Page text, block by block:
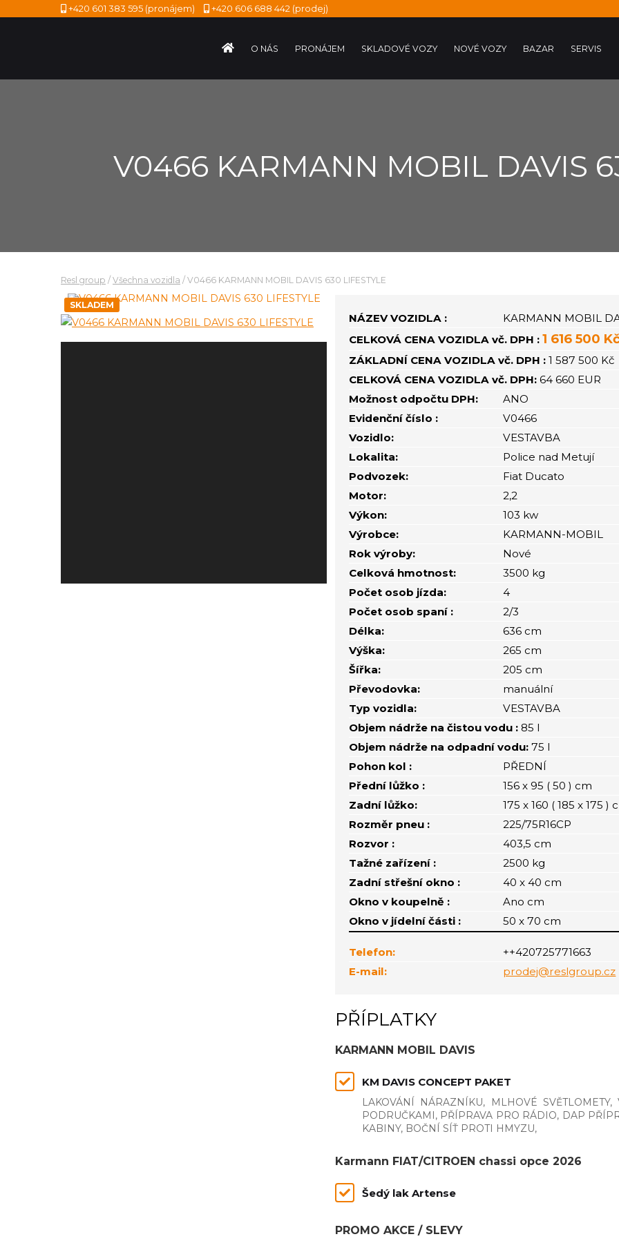
+420 601 383 595 (pronájem) +420 606 688 442 (prodej)
O NÁS PRONÁJEM SKLADOVÉ VOZY NOVÉ VOZY BAZAR SERVIS
V0466 KARMANN MOBIL DAVIS
Resl group / Všechna vozidla / V0466 KARMANN MOBIL DAVIS 630 LIFESTYLE
SKLADEM
NÁZEV VOZIDLA :
KARMANN MOBIL
CELKOVÁ CENA VOZIDLA vč. DPH : 1 616 500
ZÁKLADNÍ CENA VOZIDLA vč. DPH : 1 587 500 Kč
CELKOVÁ CENA VOZIDLA vč. DPH: 64 660 EUR
Možnost odpočtu DPH:
ANO
Evidenční číslo :
V0466
Vozidlo:
VESTAVBA
Lokalita:
Police nad Metují
Podvozek:
Fiat Ducato
Motor:
2,2
Výkon:
103 kw
Výrobce:
KARMANN-MOBIL
Rok výroby:
Nové
Celková hmotnost:
3500 kg
Počet osob jízda:
4
Počet osob spaní :
2/3
Délka:
636 cm
Výška:
265 cm
Šířka:
205 cm
Převodovka:
manuální
Typ vozidla:
VESTAVBA
Objem nádrže na čistou vodu : 85 l
Objem nádrže na odpadní vodu: 75 l
Pohon kol :
PŘEDNÍ
Přední lůžko :
156 x 95 ( 50 ) cm
Zadní lůžko:
175 x 160 ( 185 x 175 )
Rozměr pneu :
225/75R16CP
Rozvor :
403,5 cm
Tažné zařízení :
2500 kg
Zadní střešní okno :
40 x 40 cm
Okno v koupelně :
Ano cm
Okno v jídelní části :
50 x 70 cm
Telefon:
++420725771663
E-mail:
prodej@reslgroup.cz
PŘÍPLATKY
KARMANN MOBIL DAVIS
KM DAVIS CONCEPT PAKET
LAKOVÁNÍ NÁRAZNÍKU, MLHOVÉ
PODRUČKAMI, PŘÍPRAVA PRO RÁDIO, DAP
KABINY, BOČNÍ SÍŤ PROTI HMYZU,
Karmann FIAT/CITROEN chassi opce 2026
Šedý lak Artense
PROMO AKCE / SLEVY